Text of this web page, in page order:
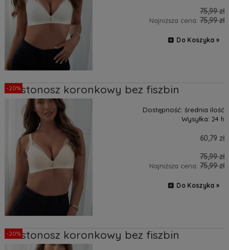
75,99 zł
Najniższa cena:75,99 zł
Do Koszyka »
Biustonosz koronkowy bez fiszbin
Dostępność: średnia ilość
Wysyłka: 24 h
60,79 zł
75,99 zł
Najniższa cena:75,99 zł
Do Koszyka »
-20%
Biustonosz koronkowy bez fiszbin
-20%